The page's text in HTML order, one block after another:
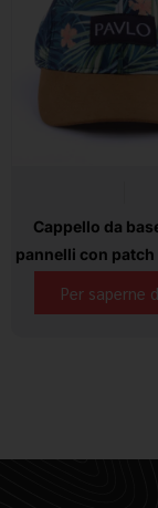
Cappello da
pannelli con patch
Per saperne